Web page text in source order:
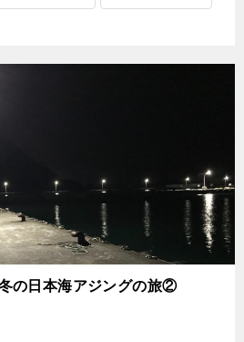
の日本海アジングの旅②